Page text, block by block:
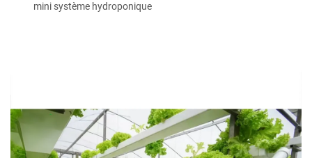
mini système hydroponique